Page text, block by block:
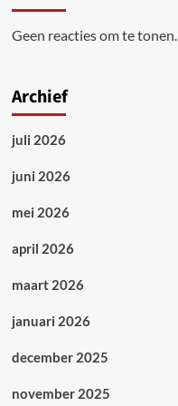
Geen reacties om te tonen.
Archief
juli 2026
juni 2026
mei 2026
april 2026
maart 2026
januari 2026
december 2025
november 2025